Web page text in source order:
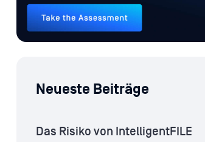
Neueste Beiträge
Das Risiko von IntelligentFILE